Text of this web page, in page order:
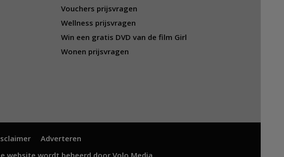
Vouchers prijsvragen
Wellness prijsvragen
Win een gratis DVD van de film Girl
Wonen prijsvragen
Adverteren